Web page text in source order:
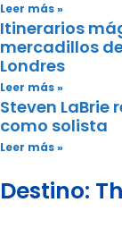
Leer más »
Itinerarios
mercadillos
Londres
Leer más »
Steven LaBrie
como solista
Leer más »
Destino: